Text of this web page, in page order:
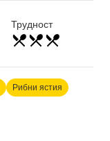
Трудност
трудно
restaurant_menurestaurant_menurestaurant_menu
Рибни ястия